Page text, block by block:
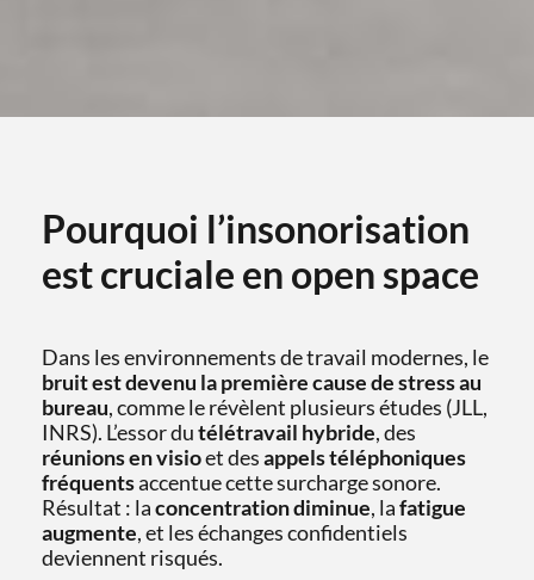
Pourquoi l’insonorisation
est cruciale en open space
Dans les environnements de travail modernes, le
bruit est devenu la première cause de stress au
bureau, comme le révèlent plusieurs études (JLL,
INRS). L’essor dutélétravail hybride, des
réunions en visioet desappels téléphoniques
fréquentsaccentue cette surcharge sonore.
Résultat : laconcentration diminue, lafatigue
augmente, et les échanges confidentiels
deviennent risqués.